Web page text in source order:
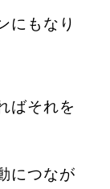
にもなり
ばそれを
につなが